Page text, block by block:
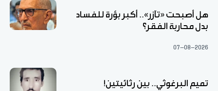
هل أصبحت «تآزر».. أكبر بؤرة للفساد
بدل محاربة الفقر؟
07-08-2026
تميم البرغوثي.. بين رثائيتين!